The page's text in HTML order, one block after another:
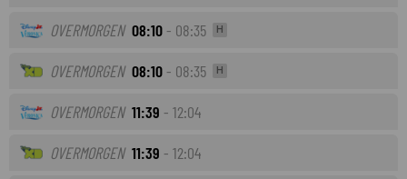
OVERMORGEN 08:10 - 08:35 H
OVERMORGEN 08:10 - 08:35 H
OVERMORGEN 11:39 - 12:04
OVERMORGEN 11:39 - 12:04